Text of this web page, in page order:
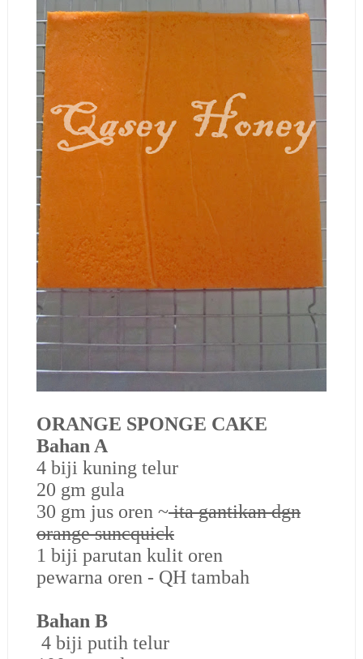
ORANGE SPONGE CAKE
Bahan A
4 biji kuning telur
20 gm gula
30 gm jus oren ~ita gantikan dgn
orange suncquick
1 biji parutan kulit oren
pewarna oren - QH tambah
Bahan B
4 biji putih telur